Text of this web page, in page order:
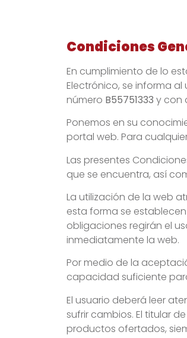
Condiciones
En cumplimiento de lo
Electrónico, se informa al
número B55751333 y con
Ponemos en su
portal web. Para
Las presentes
que se encuentra, así
La utilización de la web
esta forma se
obligaciones regirán el
inmediatamente la web.
Por medio de la
capacidad suficiente
El usuario deberá leer
sufrir cambios. El titular
productos ofertados,